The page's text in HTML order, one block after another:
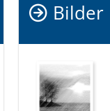
Bilder